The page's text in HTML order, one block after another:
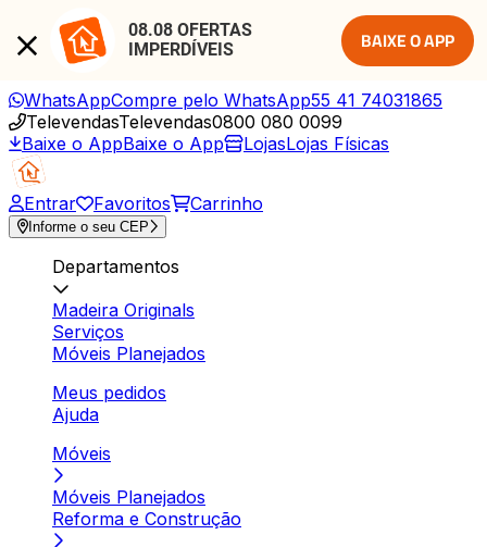
08.08 OFERTAS
IMPERDÍVEIS
BAIXE O APP
WhatsAppCompre pelo WhatsApp55 41 74031865
TelevendasTelevendas0800 080 0099
Baixe o AppBaixe o App LojasLojas Físicas
Entrar Favoritos Carrinho
Informe o seu CEP
Departamentos
Madeira Originals
Serviços
Móveis Planejados
Meus pedidos
Ajuda
Móveis
Móveis Planejados
Reforma e Construção